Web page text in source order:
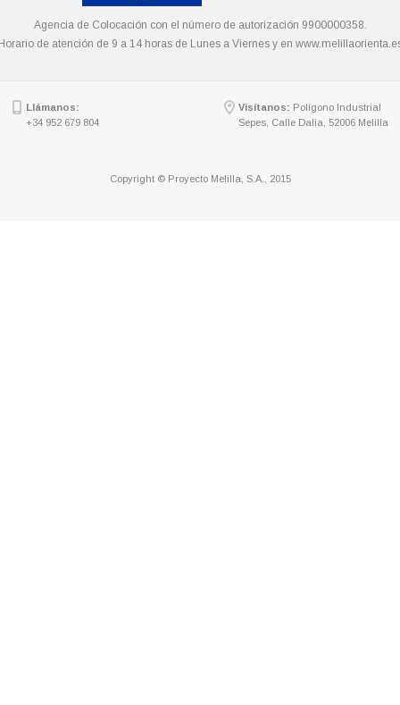
Agencia de Colocación con el número de autorización 9900000358.
de atención de 9 a 14 horas de Lunes a Viernes y en
Llámanos:
+34 952 679 804
Visítanos: Polígono Industrial
Sepes, Calle Dalia, 52006 Melilla
Copyright © Proyecto Melilla, S.A., 2015